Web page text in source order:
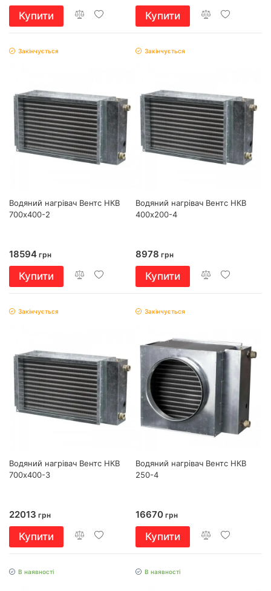
Купити Купити
Закінчується
Водяний нагрівач Вентс НКВ
700х400-2
18594 грн
Купити
Закінчується
Водяний нагрівач Вентс НКВ
400х200-4
8978 грн
Купити
Закінчується
Водяний нагрівач Вентс НКВ
700х400-3
22013 грн
Купити
Закінчується
Водяний нагрівач Вентс НКВ
250-4
16670 грн
Купити
В наявності В наявності